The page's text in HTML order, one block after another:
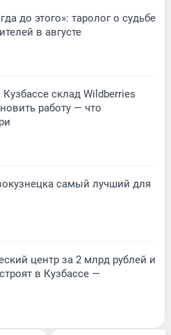
до этого»: таролог о судьбе
в августе
склад Wildberries
работу — что
самый лучший для
центр за 2 млрд рублей и
в Кузбассе —